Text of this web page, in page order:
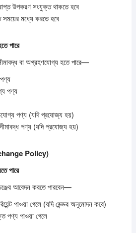
উপকরণ সংযুক্ত থাকতে হবে
সময়ের মধ্যে করতে হবে
পারে
সীমাবদ্ধ বা অগ্রহণযোগ্য হতে পারে—
পণ্য
পণ্য (যদি প্রযোজ্য হয়)
সীমাবদ্ধ পণ্য (যদি প্রযোজ্য হয়)
Policy)
পারে
আবেদন করতে পারবেন—
পাওয়া গেলে (যদি ভেন্ডর অনুমোদন করে)
পণ্য পাওয়া গেলে